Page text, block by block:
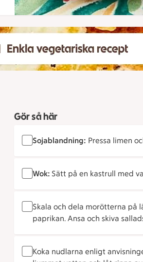
Gör så här
Sojablandning: Pressa limen
Wok: Sätt på en kastrull med
Skala och dela morötterna på
paprikan. Ansa och skiva
Koka nudlarna enligt